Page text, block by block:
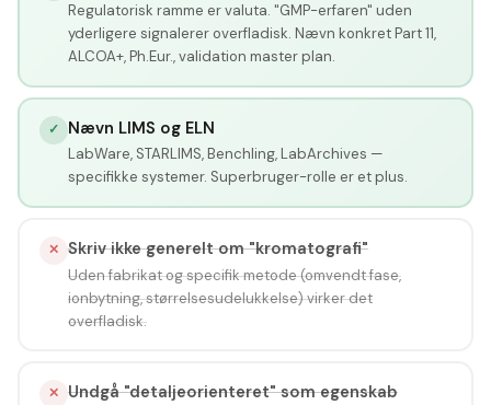
Regulatorisk ramme er valuta. "GMP-erfaren" uden
yderligere signalerer overfladisk. Nævn konkret Part 11,
ALCOA+, Ph.Eur., validation master plan.
✓ Nævn LIMS og ELN
LabWare, STARLIMS, Benchling, LabArchives —
specifikke systemer. Superbruger-rolle er et plus.
✕ Skriv ikke generelt om "kromatografi"
Uden fabrikat og specifik metode (omvendt fase,
ionbytning, størrelsesudelukkelse) virker det
overfladisk.
✕ Undgå "detaljeorienteret" som egenskab